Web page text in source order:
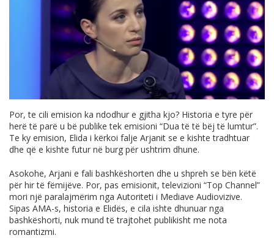
Por, te cili emision ka ndodhur e gjitha kjo? Historia e tyre për
herë të parë u bë publike tek emisioni “Dua të të bëj të lumtur”.
Te ky emision, Elida i kërkoi falje Arjanit se e kishte tradhtuar
dhe që e kishte futur në burg për ushtrim dhune.
Asokohe, Arjani e fali bashkëshorten dhe u shpreh se bën këtë
për hir të fëmijëve. Por, pas emisionit, televizioni “Top Channel”
mori një paralajmërim nga Autoriteti i Mediave Audiovizive.
Sipas AMA-s, historia e Elidës, e cila ishte dhunuar nga
bashkëshorti, nuk mund të trajtohet publikisht me nota
romantizmi.